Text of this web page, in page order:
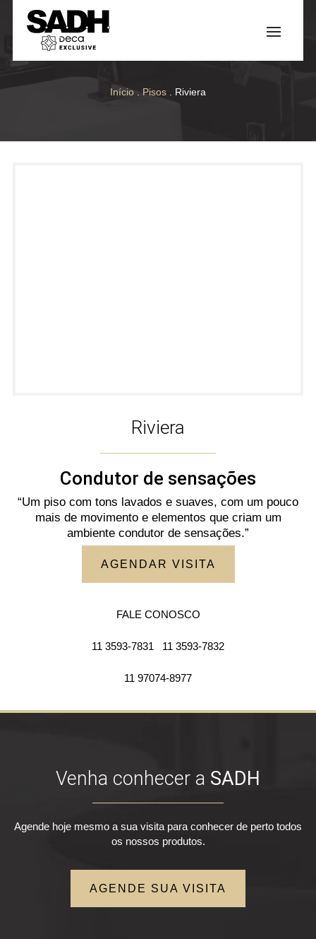
Início Pisos . Riviera
Riviera
Condutor de sensações
“Um piso com tons lavados e suaves, com um pouco
mais de movimento e elementos que criam um
ambiente condutor de sensações.”
AGENDAR VISITA
FALE CONOSCO
11 3593-7831 11 3593-7832
11 97074-8977
Venha conhecer a SADH
Agende hoje mesmo a sua visita para conhecer de perto todos
os nossos produtos.
AGENDE SUA VISITA